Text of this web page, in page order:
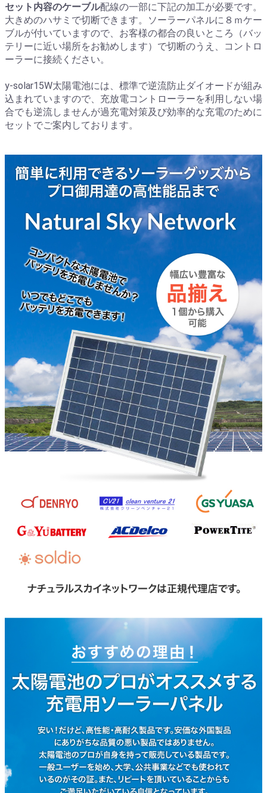
セット内容のケーブル配線の一部に下記の加工が必要です。
大きめのハサミで切断できます。ソーラーパネルに８ｍケー
ブルが付いていますので、お客様の都合の良いところ（バッ
テリーに近い場所をお勧めします）で切断のうえ、コントロ
ーラーに接続ください。
y-solar15W太陽電池には、標準で逆流防止ダイオードが組み
込まれていますので、充放電コントローラーを利用しない場
合でも逆流しませんが過充電対策及び効率的な充電のために
セットでご案内しております。